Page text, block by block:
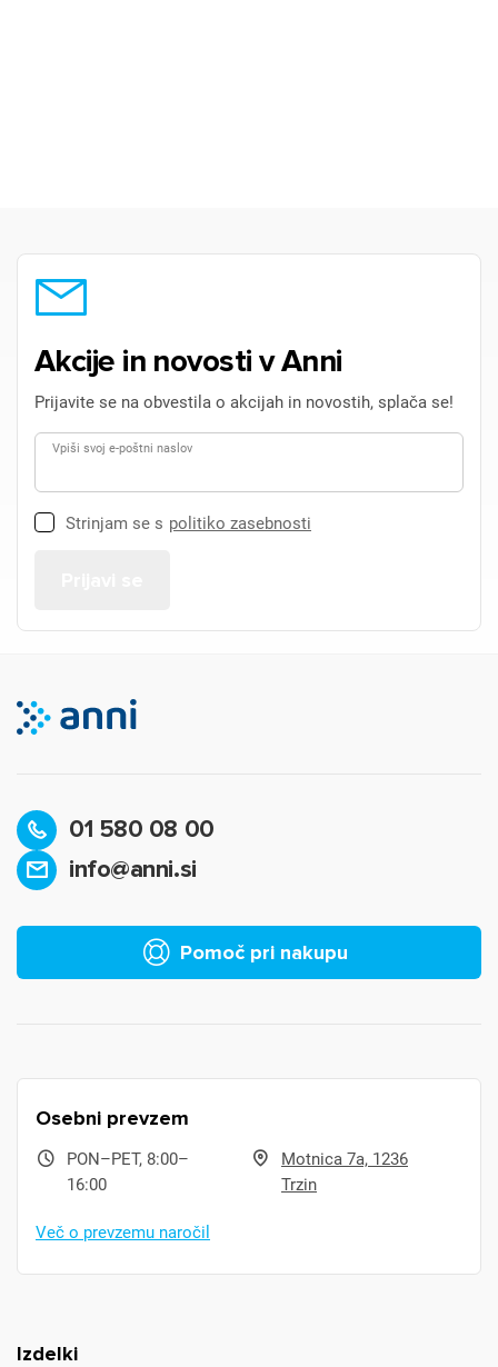
Akcije in novosti v Anni
Prijavite se na obvestila o akcijah in novostih, splača se!
Vpiši svoj e-poštni naslov
Strinjam se s politiko zasebnosti
01 580 08 00
info@anni.si
Pomoč pri nakupu
Izdelki
Osebni prevzem
PON–PET, 8:00–
16:00
Motnica 7a, 1236
Trzin
Več o prevzemu naročil